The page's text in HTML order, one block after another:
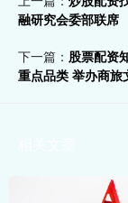
融研究会委部联席
下一篇： 股票配资
重点品类 举办商旅